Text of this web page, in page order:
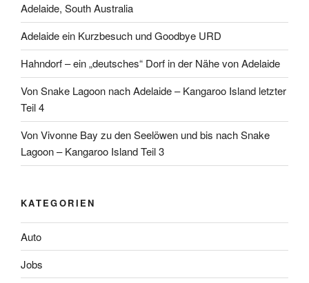
Adelaide, South Australia
Adelaide ein Kurzbesuch und Goodbye URD
Hahndorf – ein „deutsches“ Dorf in der Nähe von Adelaide
Von Snake Lagoon nach Adelaide – Kangaroo Island letzter
Teil 4
Von Vivonne Bay zu den Seelöwen und bis nach Snake
Lagoon – Kangaroo Island Teil 3
KATEGORIEN
Auto
Jobs